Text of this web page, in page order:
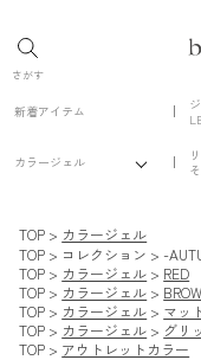
さがす
新着アイテム
カラージェル
TOP
カラージェル
TOP
コレクション -
TOP
カラージェル
RED
TOP
カラージェル
TOP
カラージェル
マッ
TOP
カラージェル
グリ
TOP
アウトレットカラー